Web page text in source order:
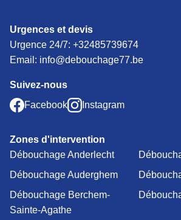
Urgences et devis
Urgence 24/7: +32485739674
Email: info@debouchage77.be
Suivez-nous
Facebook
Instagram
Zones d'intervention
Débouchage Anderlecht
Débouchage Auderghem
Débouchage Berchem-
Sainte-Agathe